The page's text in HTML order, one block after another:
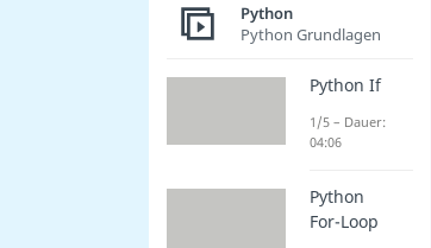
Python
Python Grundlagen
Python If
1/5 – Dauer:
04:06
Python
For-Loop